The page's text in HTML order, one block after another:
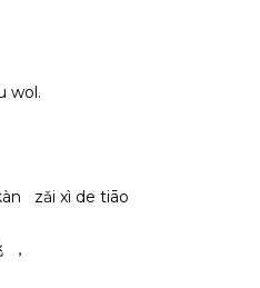
wol.
zǎi xì de tiāo
，